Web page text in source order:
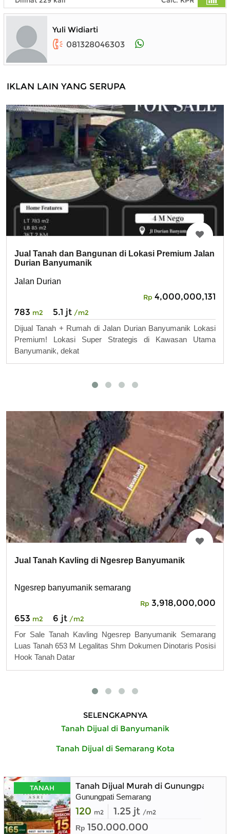
Yuli Widiarti
081328046303
IKLAN LAIN YANG SERUPA
Jual Tanah dan Bangunan di Lokasi Premium Jalan
Durian Banyumanik
Jalan Durian
Rp 4,000,000,131
783 m2 5.1 jt /m2
Dijual Tanah + Rumah di Jalan Durian Banyumanik Lokasi
Premium! Lokasi Super Strategis di Kawasan Utama
Banyumanik, dekat
Jual Tanah Kavling di Ngesrep Banyumanik
Ngesrep banyumanik semarang
Rp 3,918,000,000
653 m2 6 jt /m2
For Sale Tanah Kavling Ngesrep Banyumanik Semarang
Luas Tanah 653 M Legalitas Shm Dokumen Dinotaris Posisi
Hook Tanah Datar
SELENGKAPNYA
Tanah Dijual di Banyumanik
Tanah Dijual di Semarang Kota
TANAH Tanah Dijual Murah di Gunungpati
Gunungpati Semarang
120 m2 1.25 jt /m2
Rp 150.000.000